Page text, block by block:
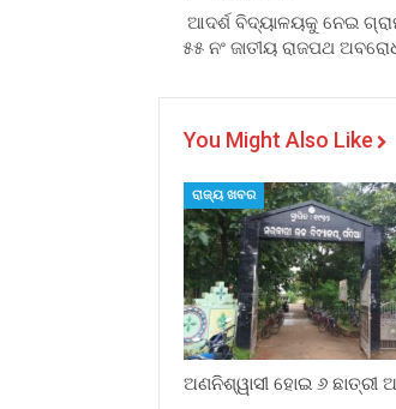
ଆଦର୍ଶ ବିଦ୍ୟାଳୟକୁ ନେଇ
୫୫ ନଂ ଜାତୀୟ ରାଜପଥ
You Might Also Like
ରାଜ୍ୟ ଖବର
ଅଣନିଶ୍ୱାସୀ ହୋଇ ୬ ଛାତ୍ରୀ